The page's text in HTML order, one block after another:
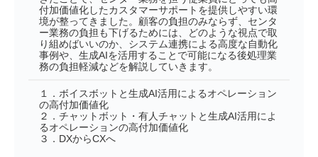
付加価値化したカスタマーサポートを提供しやすい環
境が整ってきました。顧客の負担のみならず、センタ
ー業務の負担も下げるためには、どのような視点で取
り組めばいいのか、システム連携による高度な自動化
事例や、生成AIを活用することで可能になる後処理業
務の負担軽減などを解説していきます。
１．ボイスボットと生成AI活用によるオペレーション
の高付加価値化
２．チャットボット・有人チャットと生成AI活用によ
るオペレーションの高付加価値化
３．DXからCXへ